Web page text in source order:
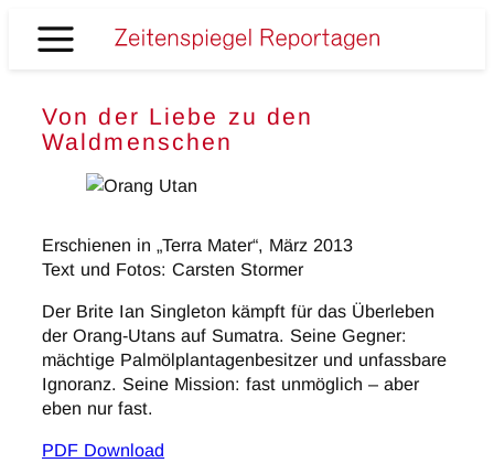
Inhalt
Zeitenspiegel
Von der Liebe zu den
Waldmenschen
Erschienen in „Terra Mater“, März 2013
Text und Fotos: Carsten Stormer
Der Brite Ian Singleton kämpft für das Überleben
der Orang-Utans auf Sumatra. Seine Gegner:
mächtige Palmölplantagenbesitzer und unfassbare
Ignoranz. Seine Mission: fast unmöglich – aber
eben nur fast.
PDF Download